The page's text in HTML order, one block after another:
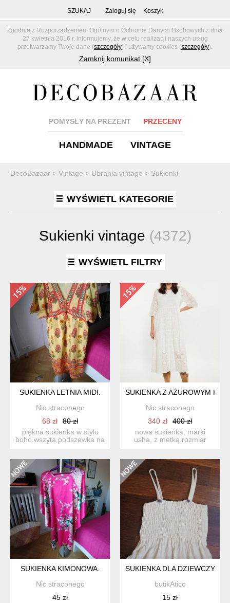
Zgodnie z Rozporządzeniem Ogólnym o Ochronie Danych Osobowych z dnia
27 kwietnia 2016 r. informujemy, że w celu realizacji naszych usług
przetwarzamy Twoje dane (szczegóły) i używamy cookies (szczegóły).
Zamknij komunikat [X]
SZUKAJ Zaloguj się Koszyk
POMYSŁY NA PREZENT PRZECENY
HANDMADE VINTAGE
DecoBazaar > Vintage > Ubrania vintage > Sukienki
WYŚWIETL KATEGORIE
Sukienki vintage (4372)
WYŚWIETL FILTRY
SUKIENKA LETNIA MIDI.
Nic straconego
68 zł
80 zł
piękna sukienka w stylu
boho.wszyta podszewka na
SUKIENKA Z AŻUROWYM
Nic straconego
340 zł
400 zł
nowa sukienka, marki
usha, z metką.rozmiar
SUKIENKA KIMONOWA.
Nic straconego
45 zł
SUKIENKA DLA DZIEWCZYNKI
butikAtico
15 zł